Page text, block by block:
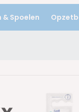
& Spoelen